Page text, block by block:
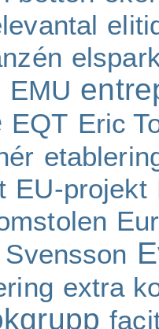
EMU
EQT Eric
EU-projekt
extra